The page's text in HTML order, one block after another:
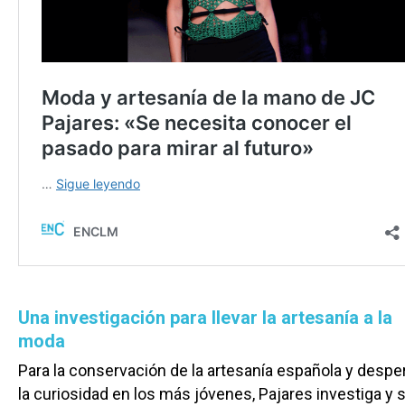
Una investigación para llevar la artesanía a la
moda
Para la conservación de la artesanía española y
la curiosidad en los más jóvenes, Pajares investiga y